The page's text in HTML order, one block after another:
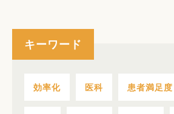
キーワード
効率化 医科 患者満足度